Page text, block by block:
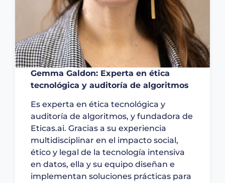
Gemma Galdon: Experta en ética
tecnológica y auditoría de algoritmos
Es experta en ética tecnológica y
auditoría de algoritmos, y fundadora de
Eticas.ai. Gracias a su experiencia
multidisciplinar en el impacto social,
ético y legal de la tecnología intensiva
en datos, ella y su equipo diseñan e
implementan soluciones prácticas para